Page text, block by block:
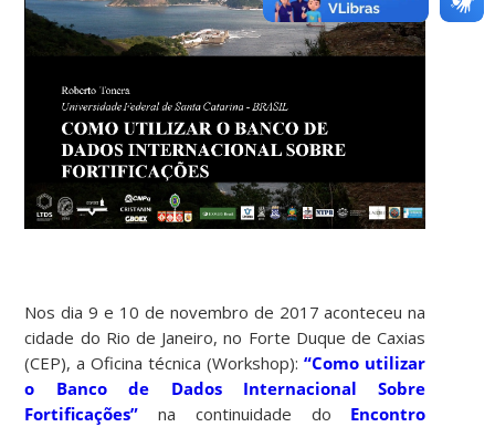
Nos dia 9 e 10 de novembro de 2017 aconteceu na
cidade do Rio de Janeiro, no Forte Duque de Caxias
(CEP), a Oficina técnica (Workshop):“Como utilizar
o Banco de Dados Internacional Sobre
Fortificações” na continuidade do Encontro